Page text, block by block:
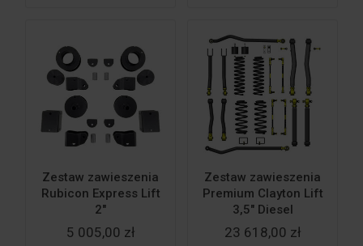
Zestaw zawieszenia
Rubicon Express Lift
2"
5 005,00 zł
Zestaw zawieszenia
Premium Clayton Lift
3,5" Diesel
23 618,00 zł